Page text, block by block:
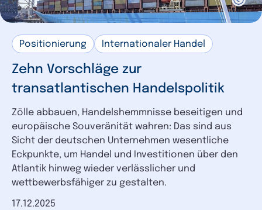
Positionierung Internationaler Handel
Zehn Vorschläge zur
transatlantischen Handelspolitik
Zölle abbauen, Handelshemmnisse beseitigen und
europäische Souveränität wahren: Das sind aus
Sicht der deutschen Unternehmen wesentliche
Eckpunkte, um Handel und Investitionen über den
Atlantik hinweg wieder verlässlicher und
wettbewerbsfähiger zu gestalten.
Datum der Veröffentlichung
17.12.2025